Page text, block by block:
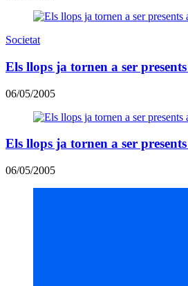
Societat
Els llops ja tornen a ser
06/05/2005
Els llops ja tornen a ser
06/05/2005